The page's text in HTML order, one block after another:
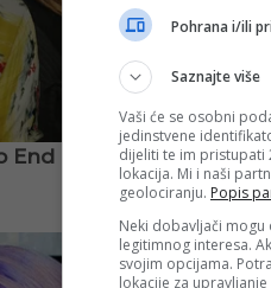
Pohrana i/ili
Saznajte više
Vaši će se osobni
jedinstvene
dijeliti te im pristupati
lokacija. Mi i naši
geolociranju. Popis
Neki dobavljači
legitimnog interesa.
svojim opcijama.
lokacije za